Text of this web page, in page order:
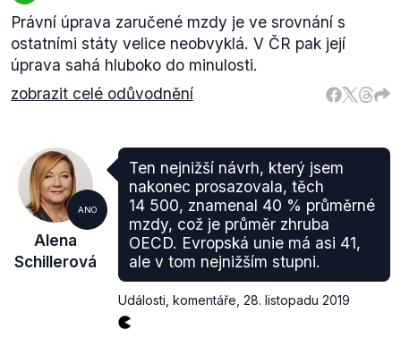
Právní úprava zaručené mzdy je ve srovnání s
ostatními státy velice neobvyklá. V ČR pak její
úprava sahá hluboko do minulosti.
zobrazit celé odůvodnění
ANO
Alena
Schillerová
Ten nejnižší návrh, který jsem
nakonec prosazovala, těch
14 500, znamenal 40 % průměrné
mzdy, což je průměr zhruba
OECD. Evropská unie má asi 41,
ale v tom nejnižším stupni.
Události, komentáře 28. listopadu 2019